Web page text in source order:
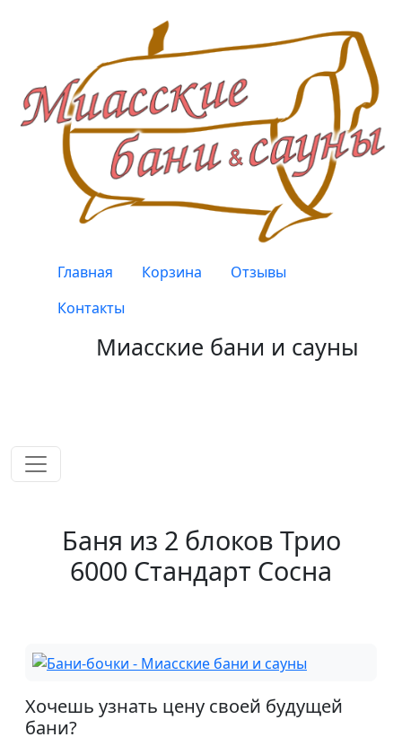
Верхнее меню
Главная Корзина
Отзывы
Контакты
Миасские бани и сауны
Баня из 2 блоков Трио
6000 Стандарт Сосна
Хочешь узнать цену своей будущей
бани?